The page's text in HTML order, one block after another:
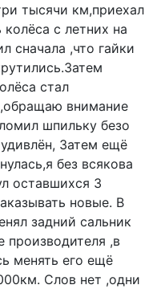
тысячи км,приехал
с летних на
сначала ,что гайки
стал
внимание
шпильку безо
Затем ещё
без всякова
оставшихся 3
новые. В
задний сальник
производителя ,в
менять его ещё
Слов нет ,одни